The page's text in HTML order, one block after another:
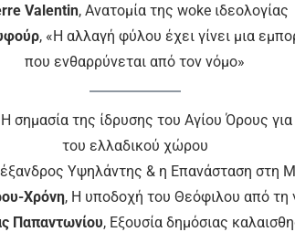
Valentin, Ανατομία της woke ιδεολογίας
, ​«Η αλλαγή φύλου έχει γίνει μια
που ενθαρρύνεται από τον νόμο»
σημασία της ίδρυσης του Αγίου Όρους
του ελλαδικού χώρου
Υψηλάντης & η Επανάσταση στη
Χρόνη, ​Η υποδοχή του Θεόφιλου από τη
Παπαντωνίου, Εξουσία δημόσιας